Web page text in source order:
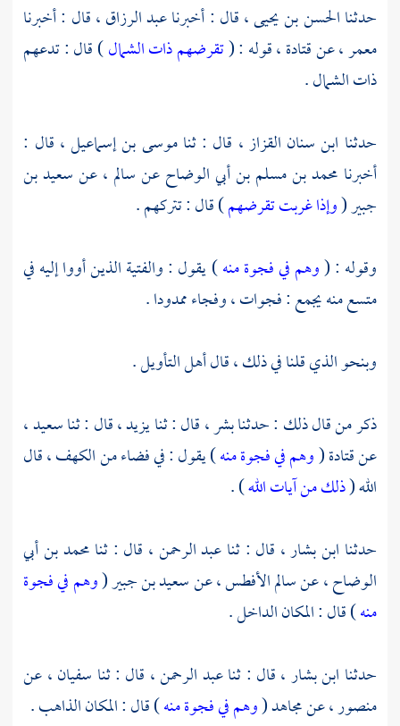
حدثناالحسن بن يحيى ،قال : أخبرناعبد الرزاق ،قال : أخبرنا
معمر ،عنقتادة ،قوله : (تقرضهم ذات الشمال) قال : تدعهم
ذات الشمال .
حدثنا ابن سنان القزاز ، قال : ثناموسى بن إسماعيل ، قال :
أخبرنا محمد بن مسلم بن أبي الوضاحعنسالم ،عنسعيد بن
جبير(وإذا غربت تقرضهم) قال : تتركهم .
وقوله : (وهم في فجوة منه) يقول : والفتية الذين أووا إليه في
متسع منه يجمع : فجوات ، وفجاء ممدودا .
وبنحو الذي قلنا في ذلك ، قال أهل التأويل .
ذكر من قال ذلك : حدثنابشر ،قال : ثنايزيد ،قال : ثناسعيد ،
عنقتادة(وهم في فجوة منه) يقول : في فضاء من الكهف ، قال
الله (ذلك من آيات الله) .
حدثنا ابن بشار ، قال : ثناعبد الرحمن ، قال : ثنامحمد بن أبي
الوضاح ،عنسالم الأفطس ،عنسعيد بن جبير(وهم في فجوة
منه) قال : المكان الداخل .
حدثنا ابن بشار ،قال : ثناعبد الرحمن ، قال : ثنا سفيان ،عن
منصور ،عنمجاهد(وهم في فجوة منه) قال : المكان الذاهب .